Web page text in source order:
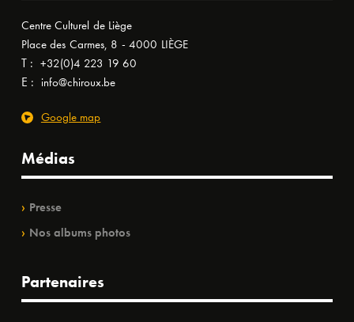
Centre Culturel de Liège
Place des Carmes, 8 - 4000 LIÈGE
T : +32(0)4 223 19 60
E : info@chiroux.be
Google map
Médias
Presse
Nos albums photos
Partenaires